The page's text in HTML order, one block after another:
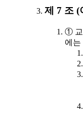
제 7 조 (
① 교
에는